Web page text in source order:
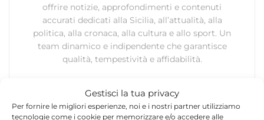
Gestisci la tua privacy
Per fornire le migliori esperienze, noi e i nostri partner utilizziamo
tecnologie come i cookie per memorizzare e/o accedere alle
offrire notizie, approfondimenti e contenuti
accurati dedicati alla Sicilia, all’attualità, alla
politica, alla cronaca, alla cultura e allo sport. Un
team dinamico e indipendente che garantisce
qualità, tempestività e affidabilità.